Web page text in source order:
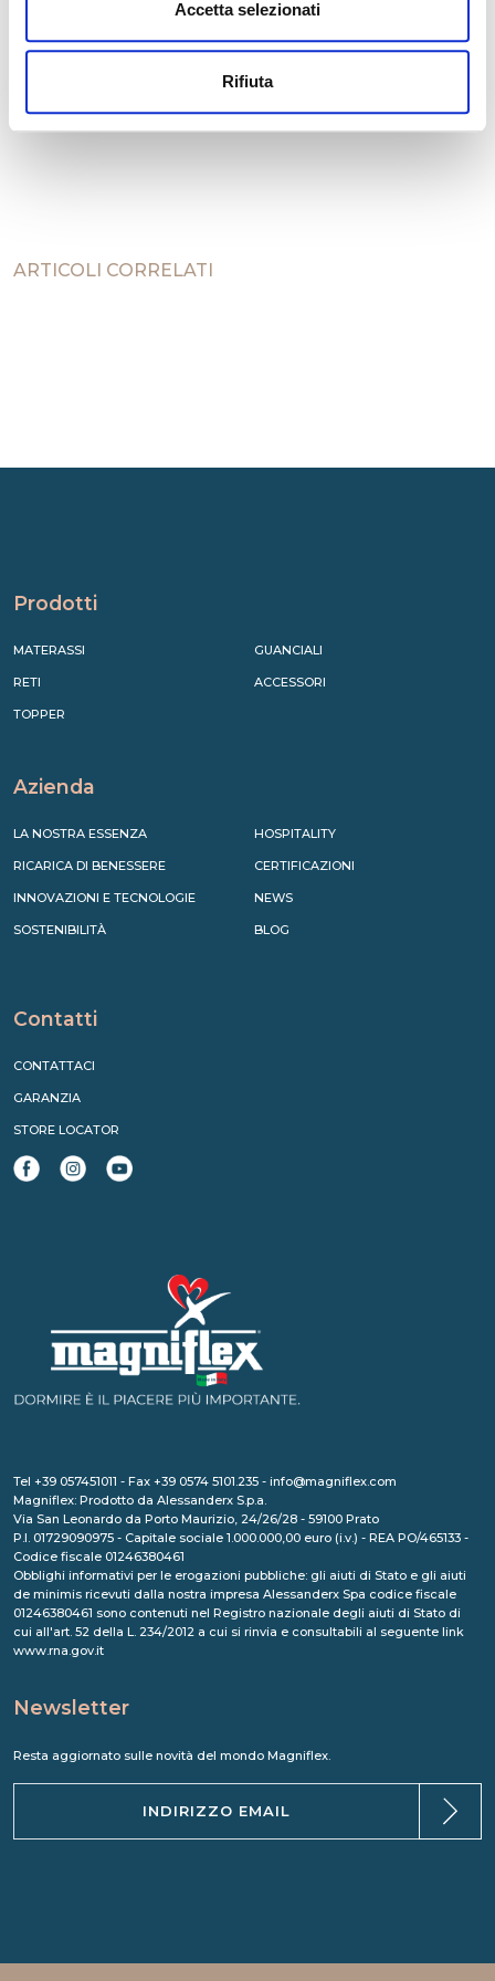
Accetta selezionati
Rifiuta
possiamo vivere in un mondo migliore, più pulito
ed ecosostenibile, dove il benessere non è solo
ARTICOLI CORRELATI
Prodotti
MATERASSI
RETI
TOPPER
GUANCIALI
ACCESSORI
Azienda
LA NOSTRA ESSENZA
RICARICA DI BENESSERE
INNOVAZIONI E TECNOLOGIE
SOSTENIBILITÀ
HOSPITALITY
CERTIFICAZIONI
NEWS
BLOG
Contatti
CONTATTACI
GARANZIA
STORE LOCATOR
Tel +39 057451011 - Fax +39 0574 5101.235 - info@magniflex.com
Magniflex: Prodotto da Alessanderx S.p.a.
Via San Leonardo da Porto Maurizio, 24/26/28 - 59100 Prato
P.I. 01729090975 - Capitale sociale 1.000.000,00 euro (i.v.) - REA PO/465133 -
Codice fiscale 01246380461
Obblighi informativi per le erogazioni pubbliche: gli aiuti di Stato e gli aiuti
de minimis ricevuti dalla nostra impresa Alessanderx Spa codice fiscale
01246380461 sono contenuti nel Registro nazionale degli aiuti di Stato di
cui all'art. 52 della L. 234/2012 a cui si rinvia e consultabili al seguente link
www.rna.gov.it
Newsletter
Resta aggiornato sulle novità del mondo Magniflex.